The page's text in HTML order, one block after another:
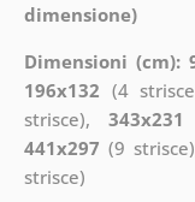
dimensione)
Dimensioni (cm):
196x132 (4
strisce), 343x231
441x297 (9
strisce)